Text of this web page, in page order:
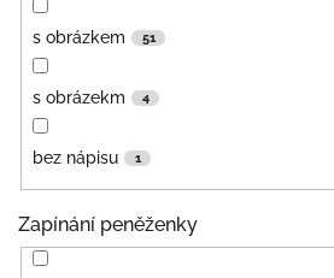
s obrázkem 51
s obrázekm 4
bez nápisu 1
Zapínání peněženky